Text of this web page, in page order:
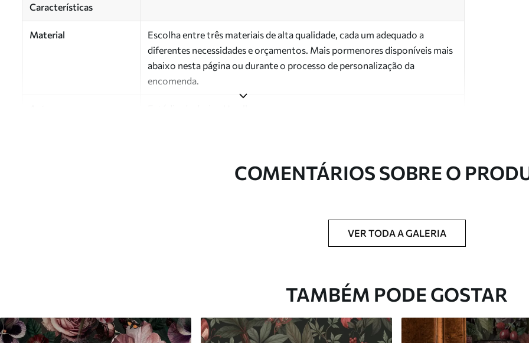
Características
Material
Escolha entre três materiais de alta qualidade, cada um adequado a
diferentes necessidades e orçamentos. Mais pormenores disponíveis mais
abaixo nesta página ou durante o processo de personalização da
encomenda.
Disponível com revestimento de verniz e/ou adesivo para papel de parede.
Pode ser limpo suavemente com uma esponja macia. Murais de parede
Materiais disponíveis
COMENTÁRIOS SOBRE O
VER TODA A GALERIA
TAMBÉM PODE GOSTAR